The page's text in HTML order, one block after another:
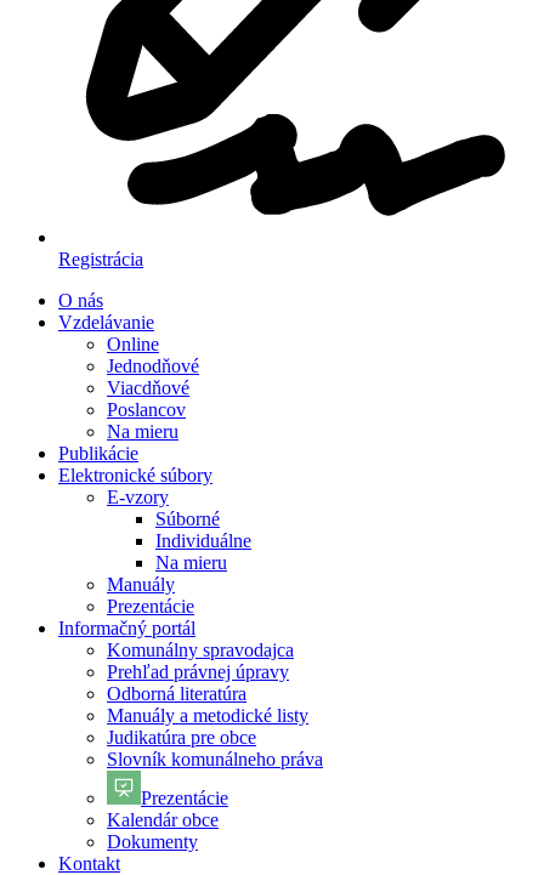
Registrácia
O nás
Vzdelávanie
Online
Jednodňové
Viacdňové
Poslancov
Na mieru
Publikácie
Elektronické súbory
E-vzory
Súborné
Individuálne
Na mieru
Manuály
Prezentácie
Informačný portál
Komunálny spravodajca
Prehľad právnej úpravy
Odborná literatúra
Manuály a metodické listy
Judikatúra pre obce
Slovník komunálneho práva
Prezentácie
Kalendár obce
Dokumenty
Kontakt